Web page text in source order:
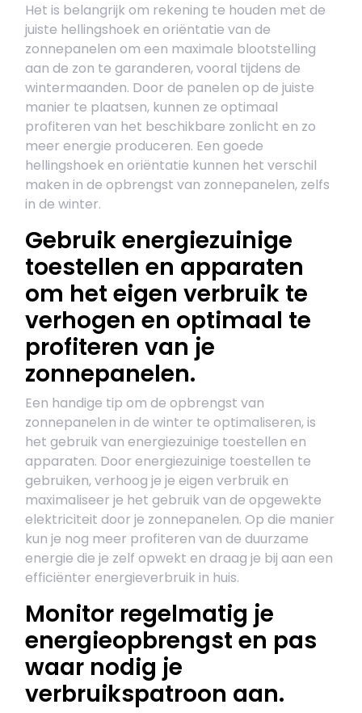
Het is belangrijk om rekening te houden met de
juiste hellingshoek en oriëntatie van de
zonnepanelen om een maximale blootstelling
aan de zon te garanderen, vooral tijdens de
wintermaanden. Door de panelen op de juiste
manier te plaatsen, kunnen ze optimaal
profiteren van het beschikbare zonlicht en zo
meer energie produceren. Een goede
hellingshoek en oriëntatie kunnen het verschil
maken in de opbrengst van zonnepanelen, zelfs
in de winter.
Gebruik energiezuinige
toestellen en apparaten
om het eigen verbruik te
verhogen en optimaal te
profiteren van je
zonnepanelen.
Een handige tip om de opbrengst van
zonnepanelen in de winter te optimaliseren, is
het gebruik van energiezuinige toestellen en
apparaten. Door energiezuinige toestellen te
gebruiken, verhoog je je eigen verbruik en
maximaliseer je het gebruik van de opgewekte
elektriciteit door je zonnepanelen. Op die manier
kun je nog meer profiteren van de duurzame
energie die je zelf opwekt en draag je bij aan een
efficiënter energieverbruik in huis.
Monitor regelmatig je
energieopbrengst en pas
waar nodig je
verbruikspatroon aan.